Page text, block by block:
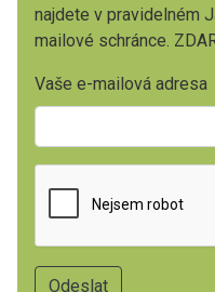
najdete v pravidelném
mailové schránce.
Vaše e-mailová adresa